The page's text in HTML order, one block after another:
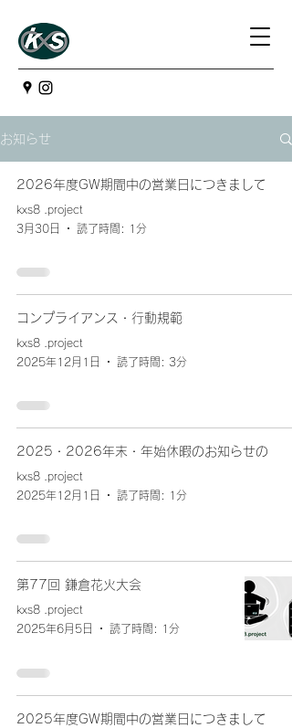
お知らせ
2026年度GW期間中の営業日につきまして
kxs8 .project
3月30日
読了時間: 1分
コンプライアンス・行動規範
kxs8 .project
2025年12月1日
読了時間: 3分
2025・2026年末・年始休暇のお知らせの
kxs8 .project
2025年12月1日
読了時間: 1分
第77回 鎌倉花火大会
kxs8 .project
2025年6月5日
読了時間: 1分
2025年度GW期間中の営業日につきまして